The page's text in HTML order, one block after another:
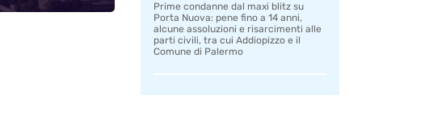
Prime condanne dal maxi blitz su
Porta Nuova: pene fino a 14 anni,
alcune assoluzioni e risarcimenti alle
parti civili, tra cui Addiopizzo e il
Comune di Palermo